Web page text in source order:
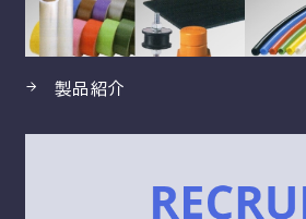
製品紹介